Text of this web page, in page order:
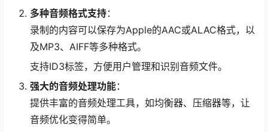
多种音频格式支持：
录制的内容可以保存为Apple的AAC或ALAC格式，以
及MP3、AIFF等多种格式。
支持ID3标签，方便用户管理和识别音频文件。
强大的音频处理功能：
提供丰富的音频处理工具，如均衡器、压缩器等，让
音频优化变得简单。